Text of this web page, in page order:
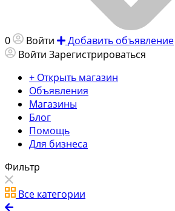
0 Войти
Добавить объявление
Войти Зарегистрироваться
+ Открыть магазин
Объявления
Магазины
Блог
Помощь
Для бизнеса
Фильтр
Все категории